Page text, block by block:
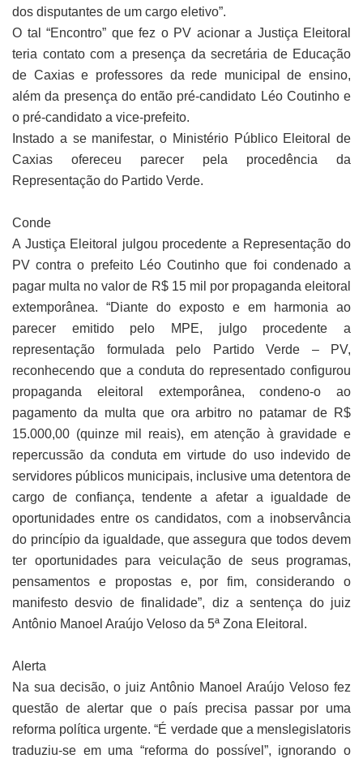
dos disputantes de um cargo eletivo”.
O tal “Encontro” que fez o PV acionar a Justiça Eleitoral
teria contato com a presença da secretária de Educação
de Caxias e professores da rede municipal de ensino,
além da presença do então pré-candidato Léo Coutinho e
o pré-candidato a vice-prefeito.
Instado a se manifestar, o Ministério Público Eleitoral de
Caxias ofereceu parecer pela procedência da
Representação do Partido Verde.
Conde
A Justiça Eleitoral julgou procedente a Representação do
PV contra o prefeito Léo Coutinho que foi condenado a
pagar multa no valor de R$ 15 mil por propaganda eleitoral
extemporânea. “Diante do exposto e em harmonia ao
parecer emitido pelo MPE, julgo procedente a
representação formulada pelo Partido Verde – PV,
reconhecendo que a conduta do representado configurou
propaganda eleitoral extemporânea, condeno-o ao
pagamento da multa que ora arbitro no patamar de R$
15.000,00 (quinze mil reais), em atenção à gravidade e
repercussão da conduta em virtude do uso indevido de
servidores públicos municipais, inclusive uma detentora de
cargo de confiança, tendente a afetar a igualdade de
oportunidades entre os candidatos, com a inobservância
do princípio da igualdade, que assegura que todos devem
ter oportunidades para veiculação de seus programas,
pensamentos e propostas e, por fim, considerando o
manifesto desvio de finalidade”, diz a sentença do juiz
Antônio Manoel Araújo Veloso da 5ª Zona Eleitoral.
Alerta
Na sua decisão, o juiz Antônio Manoel Araújo Veloso fez
questão de alertar que o país precisa passar por uma
reforma política urgente. “É verdade que a menslegislatoris
traduziu-se em uma “reforma do possível”, ignorando o